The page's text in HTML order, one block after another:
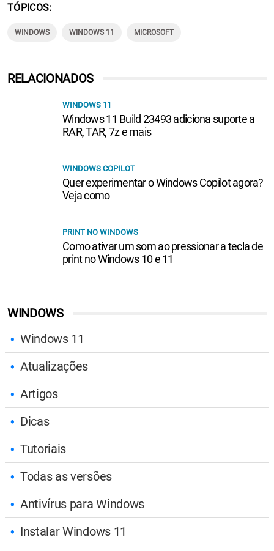
TÓPICOS
WINDOWS WINDOWS 11 MICROSOFT
WINDOWS
Windows 11
Atualizações
Artigos
Dicas
Tutoriais
Todas as versões
Antivírus para Windows
Instalar Windows 11
RELACIONADOS
WINDOWS 11
Windows 11 Build 23493 adiciona suporte a
RAR, TAR, 7z e mais
WINDOWS COPILOT
Quer experimentar o Windows Copilot agora?
Veja como
PRINT NO WINDOWS
Como ativar um som ao pressionar a tecla de
print no Windows 10 e 11